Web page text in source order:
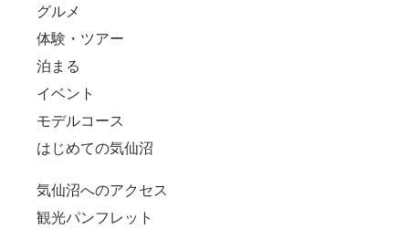
グルメ
体験・ツアー
泊まる
イベント
モデルコース
はじめての気仙沼
気仙沼へのアクセス
観光パンフレット